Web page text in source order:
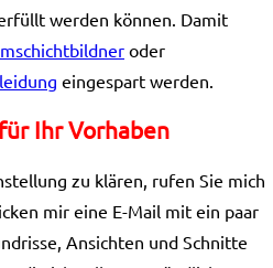
werden können. Damit
oder
eingespart werden.
Ihr Vorhaben
zu klären, rufen Sie mich
mir eine E-Mail mit ein paar
Ansichten und Schnitte